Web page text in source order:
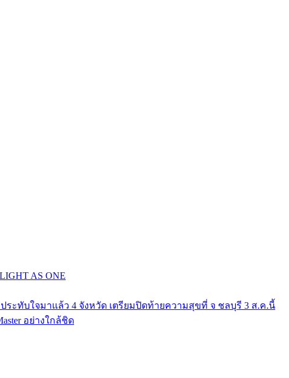
AS ONE
ระทับใจมาแล้ว 4 จังหวัด เตรียมปิดท้ายความสุขที่ จ ชลบุรี 3 ส.ค.นี้
อย่างใกล้ชิด